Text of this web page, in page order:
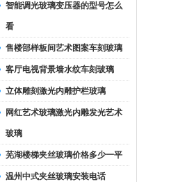
智能调光玻璃变压器的型号怎么
看
售楼部样板间艺术图案车刻玻璃
客厅电视背景墙水纹车刻玻璃
立体雕刻激光内雕护栏玻璃
网红艺术玻璃激光内雕发光艺术
玻璃
芜湖楼梯夹丝玻璃价格多少一平
温州中式夹丝玻璃安装电话